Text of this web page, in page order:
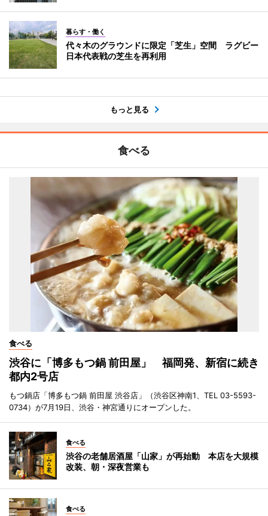
暮らす・働く
代々木のグラウンドに限定「芝生」空間 ラグビー
日本代表戦の芝生を再利用
もっと見る
食べる
食べる
渋谷に「博多もつ鍋 前田屋」 福岡発、新宿に続き
都内2号店
もつ鍋店「博多もつ鍋 前田屋 渋谷店」（渋谷区神南1、TEL 03-5593-
0734）が7月19日、渋谷・神宮通りにオープンした。
食べる
渋谷の老舗居酒屋「山家」が再始動 本店を大規模
改装、朝・深夜営業も
食べる